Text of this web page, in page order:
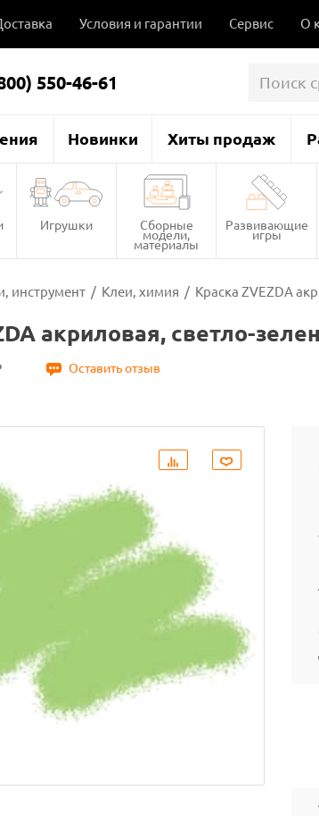
Условия и гарантии Сервис О
550-46-61
Новинки Хиты продаж
Игрушки Сборные
модели,
материалы
Развивающие
игры
инструмент / Клеи, химия / Краска ZVEZDA
акриловая, светло-
Оставить отзыв